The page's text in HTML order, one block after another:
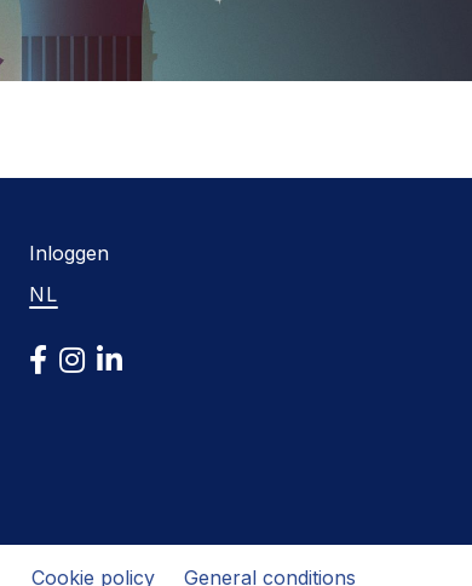
Inloggen
NL
Cookie policy General conditions